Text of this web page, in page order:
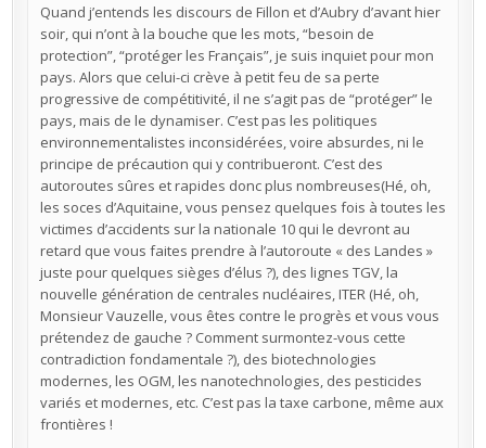
Quand j’entends les discours de Fillon et d’Aubry d’avant hier
soir, qui n’ont à la bouche que les mots, “besoin de
protection”, “protéger les Français”, je suis inquiet pour mon
pays. Alors que celui-ci crève à petit feu de sa perte
progressive de compétitivité, il ne s’agit pas de “protéger” le
pays, mais de le dynamiser. C’est pas les politiques
environnementalistes inconsidérées, voire absurdes, ni le
principe de précaution qui y contribueront. C’est des
autoroutes sûres et rapides donc plus nombreuses(Hé, oh,
les soces d’Aquitaine, vous pensez quelques fois à toutes les
victimes d’accidents sur la nationale 10 qui le devront au
retard que vous faites prendre à l’autoroute « des Landes »
juste pour quelques sièges d’élus ?), des lignes TGV, la
nouvelle génération de centrales nucléaires, ITER (Hé, oh,
Monsieur Vauzelle, vous êtes contre le progrès et vous vous
prétendez de gauche ? Comment surmontez-vous cette
contradiction fondamentale ?), des biotechnologies
modernes, les OGM, les nanotechnologies, des pesticides
variés et modernes, etc. C’est pas la taxe carbone, même aux
frontières !